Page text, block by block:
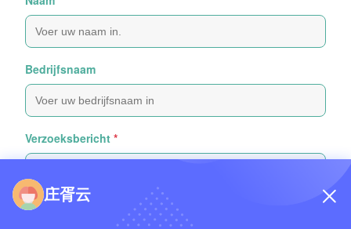
Bedrijfsnaam
Verzoeksbericht *
庄胥云